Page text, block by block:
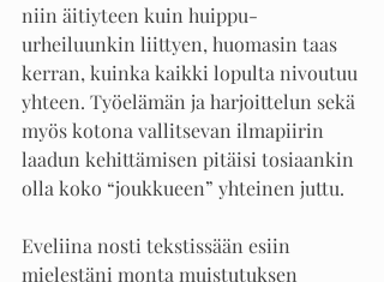
niin äitiyteen kuin huippu-
urheiluunkin liittyen, huomasin taas
kerran, kuinka kaikki lopulta nivoutuu
yhteen. Työelämän ja harjoittelun sekä
myös kotona vallitsevan ilmapiirin
laadun kehittämisen pitäisi tosiaankin
olla koko “joukkueen” yhteinen juttu.
Eveliina nosti tekstissään esiin
mielestäni monta muistutuksen